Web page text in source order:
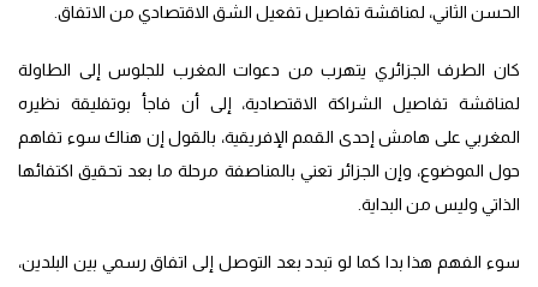
الحسن الثاني، لمناقشة تفاصيل تفعيل الشق الاقتصادي من الاتفاق.
كان الطرف الجزائري يتهرب من دعوات المغرب للجلوس إلى الطاولة
لمناقشة تفاصيل الشراكة الاقتصادية، إلى أن فاجأ بوتفليقة نظيره
المغربي على هامش إحدى القمم الإفريقية، بالقول إن هناك سوء تفاهم
حول الموضوع، وإن الجزائر تعني بالمناصفة مرحلة ما بعد تحقيق اكتفائها
الذاتي وليس من البداية.
سوء الفهم هذا بدا كما لو تبدد بعد التوصل إلى اتفاق رسمي بين البلدين،